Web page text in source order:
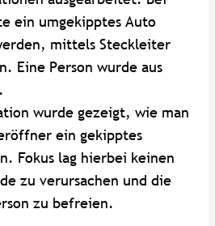
ein umgekipptes Auto
mittels Steckleiter
Eine Person wurde aus
wurde gezeigt, wie man
ein gekipptes
Fokus lag hierbei keinen
zu verursachen und die
zu befreien.